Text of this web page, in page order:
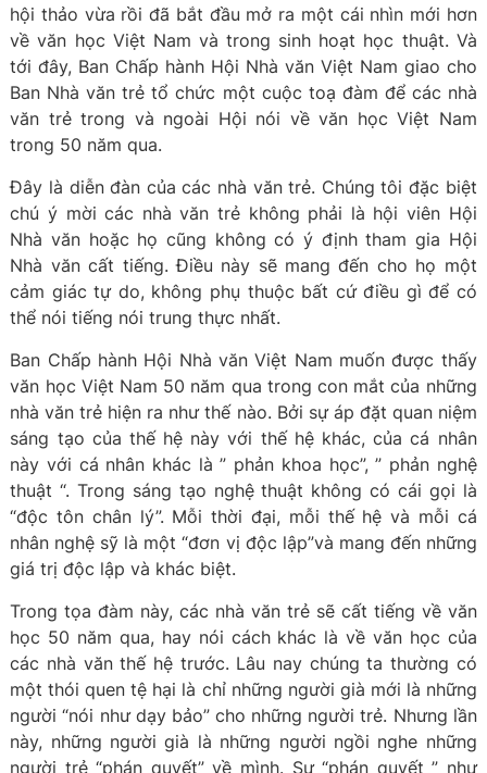
hội thảo vừa rồi đã bắt đầu mở ra một cái nhìn mới hơn
về văn học Việt Nam và trong sinh hoạt học thuật. Và
tới đây, Ban Chấp hành Hội Nhà văn Việt Nam giao cho
Ban Nhà văn trẻ tổ chức một cuộc toạ đàm để các nhà
văn trẻ trong và ngoài Hội nói về văn học Việt Nam
trong 50 năm qua.
Đây là diễn đàn của các nhà văn trẻ. Chúng tôi đặc biệt
chú ý mời các nhà văn trẻ không phải là hội viên Hội
Nhà văn hoặc họ cũng không có ý định tham gia Hội
Nhà văn cất tiếng. Điều này sẽ mang đến cho họ một
cảm giác tự do, không phụ thuộc bất cứ điều gì để có
thể nói tiếng nói trung thực nhất.
Ban Chấp hành Hội Nhà văn Việt Nam muốn được thấy
văn học Việt Nam 50 năm qua trong con mắt của những
nhà văn trẻ hiện ra như thế nào. Bởi sự áp đặt quan niệm
sáng tạo của thế hệ này với thế hệ khác, của cá nhân
này với cá nhân khác là ” phản khoa học”, ” phản nghệ
thuật “. Trong sáng tạo nghệ thuật không có cái gọi là
“độc tôn chân lý”. Mỗi thời đại, mỗi thế hệ và mỗi cá
nhân nghệ sỹ là một “đơn vị độc lập”và mang đến những
giá trị độc lập và khác biệt.
Trong tọa đàm này, các nhà văn trẻ sẽ cất tiếng về văn
học 50 năm qua, hay nói cách khác là về văn học của
các nhà văn thế hệ trước. Lâu nay chúng ta thường có
một thói quen tệ hại là chỉ những người già mới là những
người “nói như dạy bảo” cho những người trẻ. Nhưng lần
này, những người già là những người ngồi nghe những
người trẻ “phán quyết” về mình. Sự “phán quyết ” như